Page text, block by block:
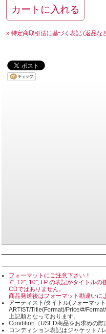
» 特定商取引法に基づく表記 (返品な
フォーマットにご注意下さい！
7", 12", 10", LP の表記がタイトルの
CDではありません。
商品発送後はフォーマット勘違いに
アーティスト/タイトル(フォーマッ
ARTIST/Title(Format)/Price/#/
上記順となっております。
Condition（USED商品をお求めの際
コンディション表記はジャケット /